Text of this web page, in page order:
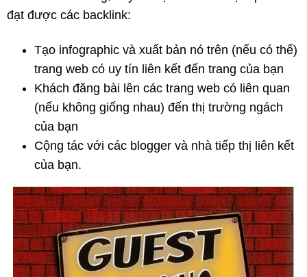
đạt được các backlink:
Tạo infographic và xuất bản nó trên (nếu có thể)
trang web có uy tín liên kết đến trang của bạn
Khách đăng bài lên các trang web có liên quan
(nếu không giống nhau) đến thị trường ngách
của bạn
Cộng tác với các blogger và nhà tiếp thị liên kết
của bạn.